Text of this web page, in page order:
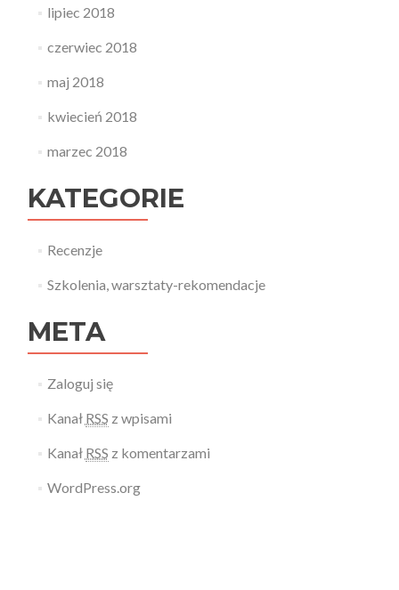
lipiec 2018
czerwiec 2018
maj 2018
kwiecień 2018
marzec 2018
KATEGORIE
Recenzje
Szkolenia, warsztaty-rekomendacje
META
Zaloguj się
Kanał RSS z wpisami
Kanał RSS z komentarzami
WordPress.org